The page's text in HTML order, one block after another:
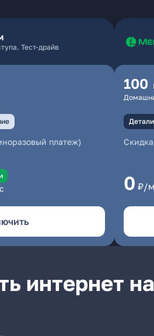
Тест-драйв
платеж)
100
Детали
0 ₽/
интернет